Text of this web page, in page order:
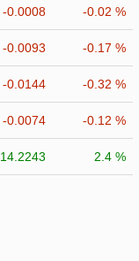
-0.0008 -0.02 %
-0.0093 -0.17 %
-0.0144 -0.32 %
-0.0074 -0.12 %
14.2243 2.4 %